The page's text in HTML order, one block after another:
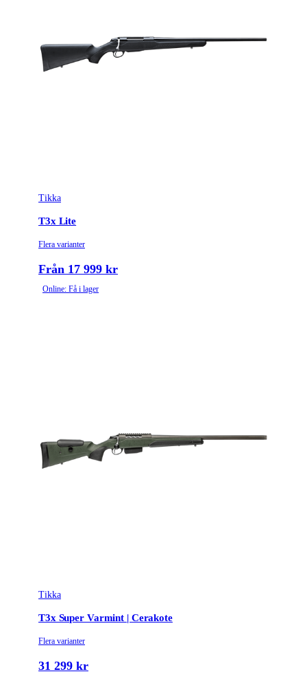
Tikka
T3x Lite
Flera varianter
Från 17 999 kr
Online: Få i lager
Tikka
T3x Super Varmint | Cerakote
Flera varianter
31 299 kr